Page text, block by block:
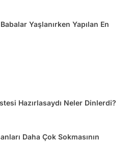
Yaşlanırken Yapılan En
Hazırlasaydı Neler Dinlerdi?
Daha Çok Sokmasının